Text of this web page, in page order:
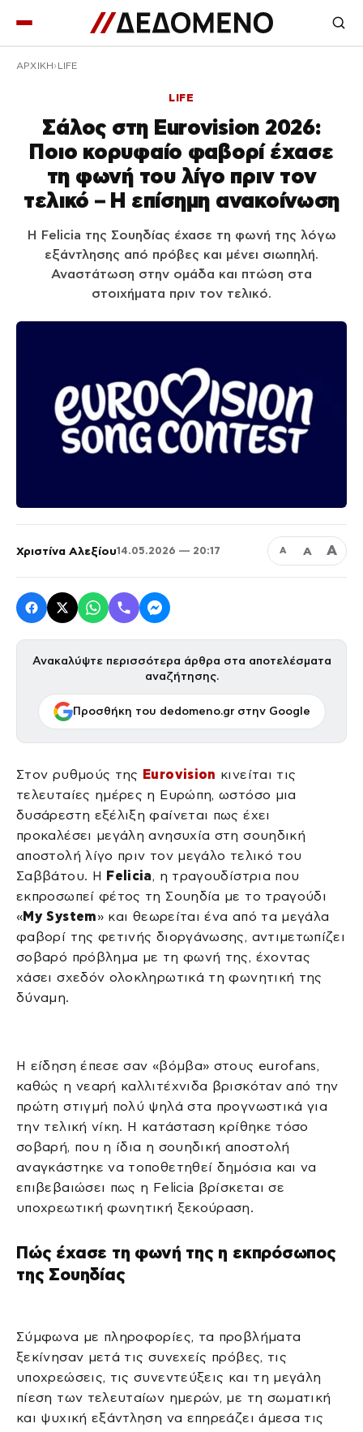
ΑΡΧΙΚΉ LIFE
LIFE
Σάλος στη Eurovision 2026:
Ποιο κορυφαίο φαβορί έχασε
τη φωνή του λίγο πριν τον
τελικό – Η επίσημη ανακοίνωση
Η Felicia της Σουηδίας έχασε τη φωνή της λόγω
εξάντλησης από πρόβες και μένει σιωπηλή.
Αναστάτωση στην ομάδα και πτώση στα
στοιχήματα πριν τον τελικό.
Χριστίνα Αλεξίου14.05.2026 — 20:17 Α Α Α
Ανακαλύψτε περισσότερα άρθρα στα αποτελέσματα
αναζήτησης.
Προσθήκη του dedomeno.gr στην Google
Στον ρυθμούς της Eurovision κινείται τις
τελευταίες ημέρες η Ευρώπη, ωστόσο μια
δυσάρεστη εξέλιξη φαίνεται πως έχει
προκαλέσει μεγάλη ανησυχία στη σουηδική
αποστολή λίγο πριν τον μεγάλο τελικό του
Σαββάτου. Η Felicia, η τραγουδίστρια που
εκπροσωπεί φέτος τη Σουηδία με το τραγούδι
«My System» και θεωρείται ένα από τα μεγάλα
φαβορί της φετινής διοργάνωσης, αντιμετωπίζει
σοβαρό πρόβλημα με τη φωνή της, έχοντας
χάσει σχεδόν ολοκληρωτικά τη φωνητική της
δύναμη.
Η είδηση έπεσε σαν «βόμβα» στους eurofans,
καθώς η νεαρή καλλιτέχνιδα βρισκόταν από την
πρώτη στιγμή πολύ ψηλά στα προγνωστικά για
την τελική νίκη. Η κατάσταση κρίθηκε τόσο
σοβαρή, που η ίδια η σουηδική αποστολή
αναγκάστηκε να τοποθετηθεί δημόσια και να
επιβεβαιώσει πως η Felicia βρίσκεται σε
υποχρεωτική φωνητική ξεκούραση.
Πώς έχασε τη φωνή της η εκπρόσωπος
της Σουηδίας
Σύμφωνα με πληροφορίες, τα προβλήματα
ξεκίνησαν μετά τις συνεχείς πρόβες, τις
υποχρεώσεις, τις συνεντεύξεις και τη μεγάλη
πίεση των τελευταίων ημερών, με τη σωματική
και ψυχική εξάντληση να επηρεάζει άμεσα τις